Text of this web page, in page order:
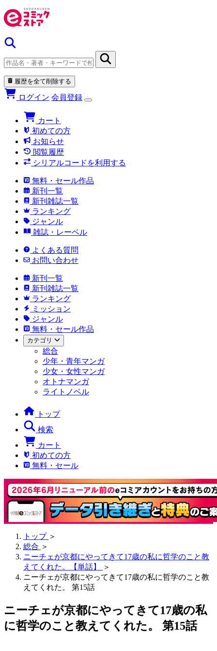
履歴を全て削除する
ログイン 会員登録
カート
初めての方
お知らせ
閲覧履歴
シリアルコードを利用する
無料・セール作品
新刊一覧
新刊雑誌一覧
ランキング
ジャンル
雑誌・レーベル
よくある質問
お問い合わせ
新刊一覧
新刊雑誌一覧
ランキング
ミッション
ジャンル
無料・セール作品
カテゴリ
総合
少年・青年マンガ
少女・女性マンガ
オトナマンガ
ライトノベル
トップ
検索
カート
初めての方
無料・セール
トップ ＞
総合 ＞
ニーチェが京都にやってきて17歳の私に哲学のこと教
えてくれた。【単話】
＞
ニーチェが京都にやってきて17歳の私に哲学のこと教
えてくれた。 第15話
ニーチェが京都にやってきて17歳の私
に哲学のこと教えてくれた。 第15話